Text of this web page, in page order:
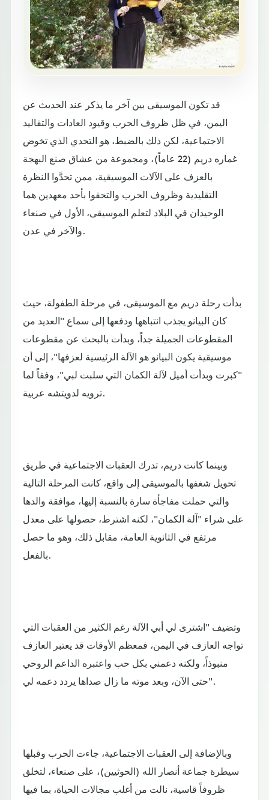
قد تكون الموسيقى بين آخر ما يذكر عند الحديث عن
اليمن، في ظل ظروف الحرب وقيود العادات والتقاليد
الاجتماعية، لكن ذلك بالضبط، هو التحدي الذي تخوض
غماره دريم (22 عاماً)، ومجموعة من عشاق صنع البهجة
بالعزف على الآلات الموسيقية، ممن تحدَّوا النظرة
التقليدية وظروف الحرب والتحقوا بأحد معهدين هما
الوحيدان في البلاد لتعلم الموسيقى، الأول في صنعاء
والآخر في عدن.
بدأت رحلة دريم مع الموسيقى، في مرحلة الطفولة، حيث
كان البيانو يجذب انتباهها ودفعها إلى سماع "العديد من
المقطوعات الجميلة جداً، وبدأت بالبحث عن مقطوعات
موسيقية يكون البيانو هو الآلة الرئيسية لعزفها"، إلى أن
"كبرت وبدأت أميل لآلة الكمان التي سلبت لبي"، وفقاً لما
ترويه لدويتشه عربية.
وبينما كانت دريم، تدرك العقبات الاجتماعية في طريق
تحويل شغفها بالموسيقى إلى واقع، كانت المرحلة التالية
والتي حملت مفاجأة سارة بالنسبة إليها، موافقة والدها
على شراء "آلة الكمان"، لكنه اشترط، حصولها على معدل
مرتفع في الثانوية العامة، مقابل ذلك، وهو ما حصل
بالفعل.
وتضيف "اشترى لي أبي الآلة رغم الكثير من العقبات التي
تواجه العازف في اليمن، فمعظم الأوقات قد يعتبر العازف
منبوذاً، ولكنه دعمني بكل حب واعتبره الداعم الروحي
حتى الآن، وبعد موته ما زال صداها يردد دعمه لي".
وبالإضافة إلى العقبات الاجتماعية، جاءت الحرب وقبلها
سيطرة جماعة أنصار الله (الحوثيين)، على صنعاء، لتخلق
ظروفاً قاسية، نالت من أغلب مجالات الحياة، بما فيها